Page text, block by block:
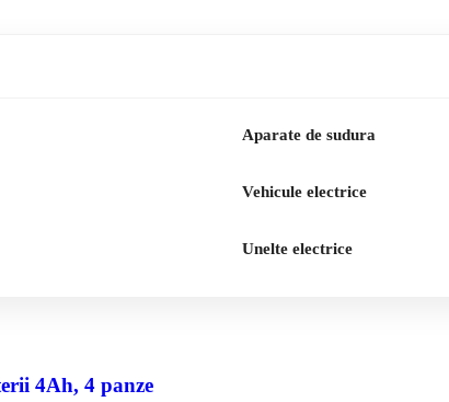
Aparate de sudura
Vehicule electrice
Unelte electrice
4Ah, 4 panze